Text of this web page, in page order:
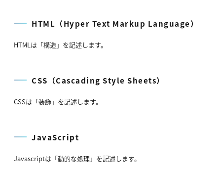
HTML（Hyper Text Markup Language）
HTMLは「構造」を記述します。
CSS（Cascading Style Sheets）
CSSは「装飾」を記述します。
JavaScript
Javascriptは「動的な処理」を記述します。